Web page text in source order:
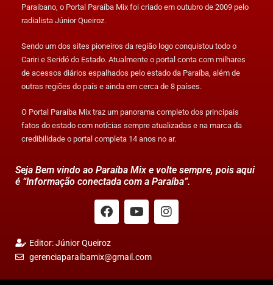
Paraibano, o Portal Paraíba Mix foi criado em outubro de 2009 pelo
radialista Júnior Queiroz.
Sendo um dos sites pioneiros da região logo conquistou todo o
Cariri e Seridó do Estado. Atualmente o portal conta com milhares
de acessos diários espalhados pelo estado da Paraíba, além de
outras regiões do país e ainda em cerca de 8 países.
O Portal Paraíba Mix traz um panorama completo dos principais
fatos do estado com notícias sempre atualizadas e na marca da
credibilidade o portal completa 14 anos no ar.
Seja Bem vindo ao Paraíba Mix e volte sempre, pois aqui
é “Informação conectada com a Paraíba”.
Editor: Júnior Queiroz
gerenciaparaibamix@gmail.com